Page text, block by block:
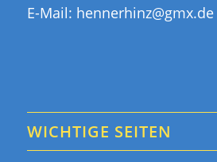
E-Mail: hennerhinz@gmx.de
WICHTIGE SEITEN